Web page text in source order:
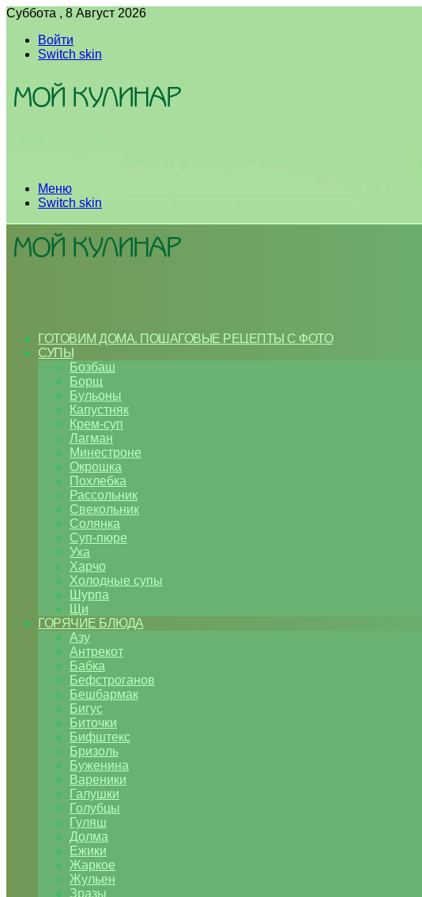
Суббота , 8 Август 2026
Войти
Switch skin
Меню
Switch skin
ГОТОВИМ ДОМА. ПОШАГОВЫЕ РЕЦЕПТЫ С ФОТО
СУПЫ
Бозбаш
Борщ
Бульоны
Капустняк
Крем-суп
Лагман
Минестроне
Окрошка
Похлебка
Рассольник
Свекольник
Солянка
Суп-пюре
Уха
Харчо
Холодные супы
Шурпа
Щи
ГОРЯЧИЕ БЛЮДА
Азу
Антрекот
Бабка
Бефстроганов
Бешбармак
Бигус
Биточки
Бифштекс
Бризоль
Буженина
Вареники
Галушки
Голубцы
Гуляш
Долма
Ежики
Жаркое
Жульен
Зразы